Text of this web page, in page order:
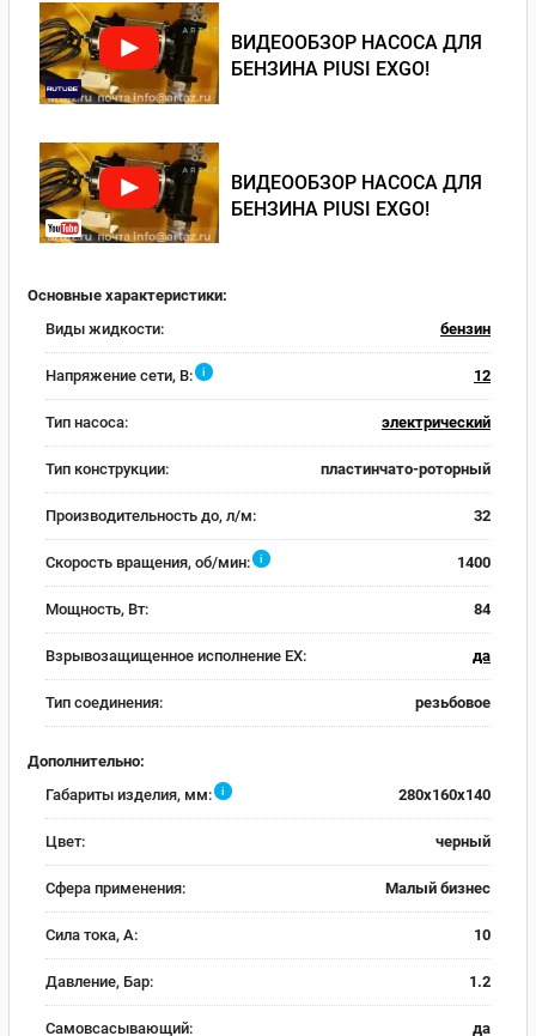
ВИДЕООБЗОР НАСОСА ДЛЯ
БЕНЗИНА PIUSI EXGO!
ВИДЕООБЗОР НАСОСА ДЛЯ
БЕНЗИНА PIUSI EXGO!
Основные характеристики:
Виды жидкости:
бензин
Напряжение сети, В: i 12
Тип насоса: электрический
Тип конструкции: пластинчато-роторный
Производительность до, л/м: 32
Скорость вращения, об/мин: i 1400
Мощность, Вт: 84
Взрывозащищенное исполнение EX: да
Тип соединения: резьбовое
Дополнительно:
Габариты изделия, мм:
i 280x160x140
Цвет: черный
Сфера применения: Малый бизнес
Сила тока, А: 10
Давление, Бар: 1.2
Самовсасывающий: да